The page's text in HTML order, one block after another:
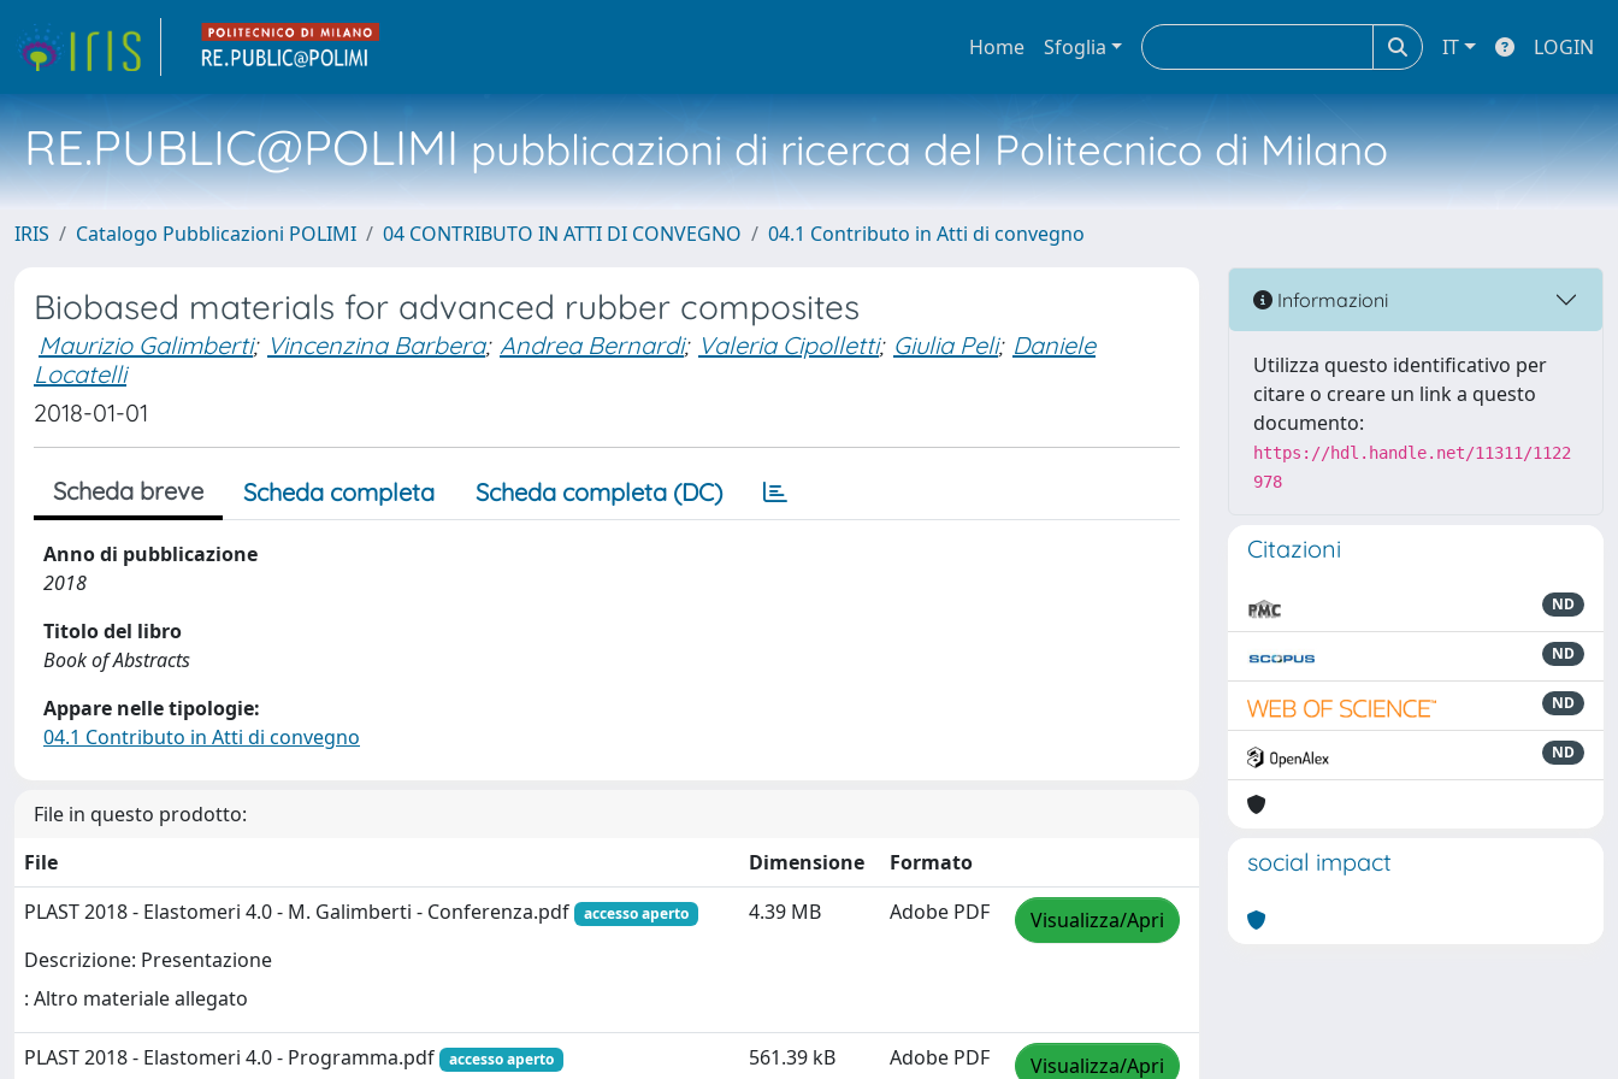
Home Sfoglia IT LOGIN
RE.PUBLIC@POLIMIpubblicazioni di ricerca del Politecnico di Milano
IRIS Catalogo Pubblicazioni POLIMI 04 CONTRIBUTO IN ATTI DI CONVEGNO 04.1 Contributo in Atti di convegno
Biobased materials for advanced rubber composites
Maurizio Galimberti; Vincenzina Barbera; Andrea Bernardi; Valeria Cipolletti; Giulia Peli; Daniele
Locatelli
2018-01-01
Scheda breve Scheda completa Scheda completa (DC)
Anno di pubblicazione
2018
Titolo del libro
Book of Abstracts
Appare nelle tipologie:
04.1 Contributo in Atti di convegno
File in questo prodotto:
File
Dimensione
Formato
PLAST 2018 - Elastomeri 4.0 - M. Galimberti - Conferenza.pdf
accesso aperto
Descrizione: Presentazione
: Altro materiale allegato
4.39 MB Adobe PDF Visualizza/Apri
PLAST 2018 - Elastomeri 4.0 - Programma.pdf accesso aperto 561.39 kB Adobe PDF Visualizza/Apri
Informazioni
Utilizza questo identificativo per
citare o creare un link a questo
documento:
https://hdl.handle.net/11311/1122
978
Citazioni
ND
ND
ND
ND
social impact